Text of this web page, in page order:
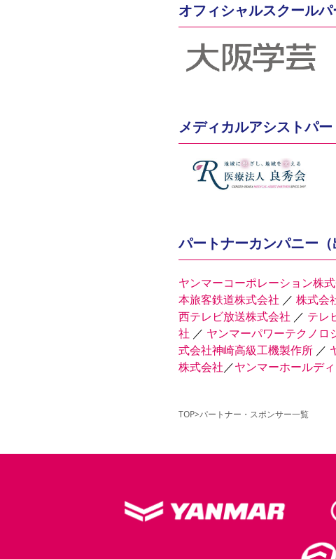
オフィシャルスクール
メディカルアシストパ
パートナーカンパニー（
ヤンマーコーポレーション株
本旅客鉄道株式会社 ／ 株式会
西テレビ放送株式会社 ／ テレ
社 ／ ヤンマーパワーテクノロ
式会社神崎高級工機製作所 ／
株式会社／ヤンマーホールデ
TOP>パートナー・スポンサー一覧